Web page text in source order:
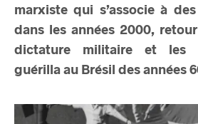
marxiste qui s’associe à
dans les années 2000,
dictature militaire et les
guérilla au Brésil des années